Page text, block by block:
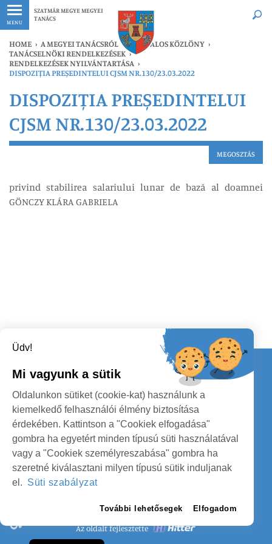
MENU
SZATMÁR MEGYE MEGYEI
TANÁCS
Legfrissebb Bármikor
HOME › A MEGYEI TANÁCSRÓL › HIVATALOS KÖZLÖNY ›
TANÁCSELNÖKI RENDELKEZÉSEK ›
RENDELKEZÉSEK NYILVÁNTARTÁSA ›
DISPOZIȚIA PREȘEDINTELUI CJSM NR.130/23.03.2022
DISPOZIȚIA PREȘEDINTELUI
CJSM NR.130/23.03.2022
MEGOSZTÁS
privind stabilirea salariului lunar de bază al doamnei
GÖNCZY KLÁRA GABRIELA
SZEMÉLYES ADATOK VÉDELME
Az oldalt fejlesztette
SZATMÁR MEGYE MEGYEI TANÁCS
Kapcsolat
KÖVESSENEK
Üdv!
Mi vagyunk a sütik
Oldalunkon sütiket (cookie-kat) használunk a
kiemelkedő felhasználói élmény biztosítása
érdekében. Kattintson a "Cookiek elfogadása"
gombra ha egyetért minden típusú süti használatával
vagy a "Cookiek személyreszabása" gombra ha
szeretné kiválasztani milyen típusú sütik induljanak
el. Süti szabályzat
További lehetősegek Elfogadom